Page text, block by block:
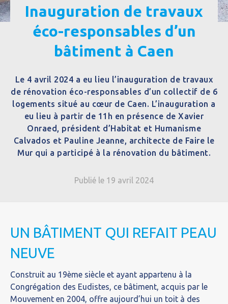
Inauguration de travaux
éco-responsables d’un
bâtiment à Caen
Le 4 avril 2024 a eu lieu l’inauguration de travaux
de rénovation éco-responsables d’un collectif de 6
logements situé au cœur de Caen. L’inauguration a
eu lieu à partir de 11h en présence de Xavier
Onraed, président d’Habitat et Humanisme
Calvados et Pauline Jeanne, architecte de Faire le
Mur qui a participé à la rénovation du bâtiment.
Publié le 19 avril 2024
UN BÂTIMENT QUI REFAIT PEAU
NEUVE
Construit au 19ème siècle et ayant appartenu à la
Congrégation des Eudistes, ce bâtiment, acquis par le
Mouvement en 2004, offre aujourd’hui un toit à des